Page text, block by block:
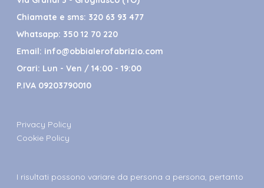
Chiamate e sms: 320 63 93 477
Whatsapp: 350 12 70 220
Email: info@obbialerofabrizio.com
Orari: Lun - Ven / 14:00 - 19:00
P.IVA 09203790010
Privacy Policy
Cookie Policy
I risultati possono variare da persona a persona, pertanto